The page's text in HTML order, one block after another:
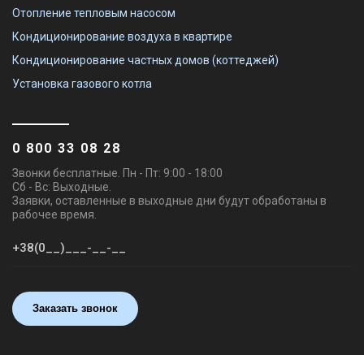
Отопление тепловым насосом
Кондиционирование воздуха в квартире
Кондиционирование частных домов (коттеджей)
Установка газового котла
0 800 33 08 28
Звонки бесплатные. Пн - Пт: 9:00 - 18:00
Сб - Вс: Выходные.
Заявки, оставленные в выходные дни будут обработаны в
рабочее время.
Заказать звонок